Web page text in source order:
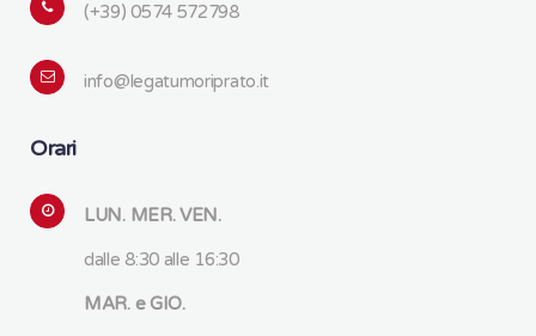
(+39) 0574 572798
info@legatumoriprato.it
Orari
LUN. MER. VEN.
dalle 8:30 alle 16:30
MAR. e GIO.